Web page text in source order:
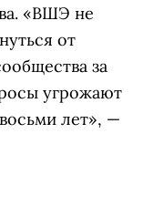
«ВШЭ не
от
за
угрожают
лет», —